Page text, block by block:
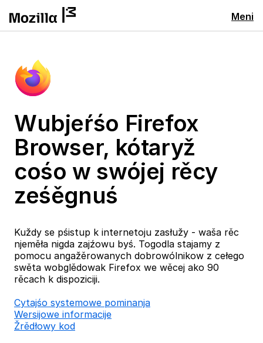
Meni
Wubjeŕśo Firefox
Browser, kótaryž
cośo w swójej rěcy
ześěgnuś
Kuždy se pśistup k internetoju zasłužy - waša rěc
njeměła nigda zajźowu byś. Togodla stajamy z
pomocu angažěrowanych dobrowólnikow z cełego
swěta wobglědowak Firefox we wěcej ako 90
rěcach k dispoziciji.
Cytajśo systemowe pominanja
Wersijowe informacije
Žrědłowy kod